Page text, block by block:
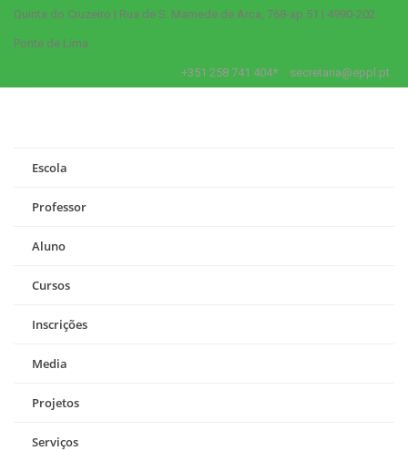
Quinta do Cruzeiro | Rua de S. Mamede de Arca, 768-ap 51 | 4990-202
Ponte de Lima
+351 258 741 404* secretaria@eppl.pt
Escola
Professor
Aluno
Cursos
Inscrições
Media
Projetos
Serviços